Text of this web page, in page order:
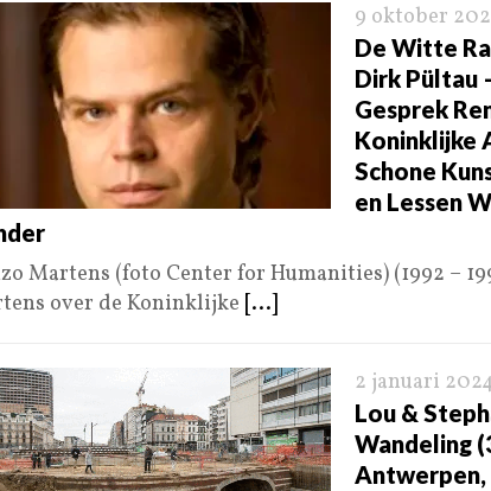
9 oktober
De Witte
Dirk Pültau
Gesprek
Koninklijke
Schone
en Lessen
Martens (foto Center for Humanities) (1992 –
over de Koninklijke [...]
2 januari
Lou &
Wandeling
Antwerpen,